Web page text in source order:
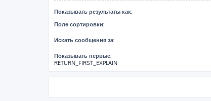
Показывать результаты как:
Поле сортировки:
Искать сообщения за:
Показывать первые:
RETURN_FIRST_EXPLAIN